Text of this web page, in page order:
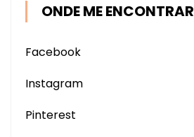
ONDE ME ENCONTRAR
Facebook
Instagram
Pinterest